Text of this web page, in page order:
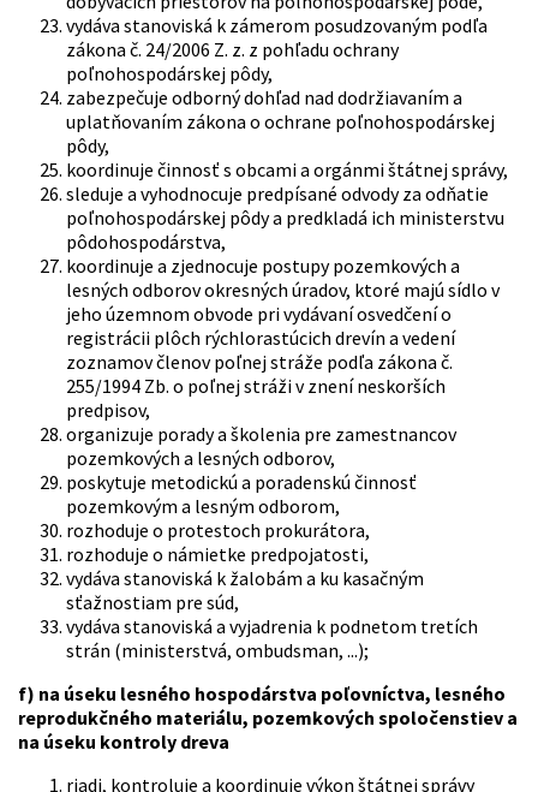
vydáva stanoviská k zámerom posudzovaným podľa
zákona č. 24/2006 Z. z. z pohľadu ochrany
poľnohospodárskej pôdy,
zabezpečuje odborný dohľad nad dodržiavaním a
uplatňovaním zákona o ochrane poľnohospodárskej
pôdy,
koordinuje činnosť s obcami a orgánmi štátnej správy,
sleduje a vyhodnocuje predpísané odvody za odňatie
poľnohospodárskej pôdy a predkladá ich ministerstvu
pôdohospodárstva,
koordinuje a zjednocuje postupy pozemkových a
lesných odborov okresných úradov, ktoré majú sídlo v
jeho územnom obvode pri vydávaní osvedčení o
registrácii plôch rýchlorastúcich drevín a vedení
zoznamov členov poľnej stráže podľa zákona č.
255/1994 Zb. o poľnej stráži v znení neskorších
predpisov,
organizuje porady a školenia pre zamestnancov
pozemkových a lesných odborov,
poskytuje metodickú a poradenskú činnosť
pozemkovým a lesným odborom,
rozhoduje o protestoch prokurátora,
rozhoduje o námietke predpojatosti,
vydáva stanoviská k žalobám a ku kasačným
sťažnostiam pre súd,
vydáva stanoviská a vyjadrenia k podnetom tretích
strán (ministerstvá, ombudsman, ...);
f) na úseku lesného hospodárstva poľovníctva, lesného
reprodukčného materiálu, pozemkových spoločenstiev a
na úseku kontroly dreva
riadi, kontroluje a koordinuje výkon štátnej správy